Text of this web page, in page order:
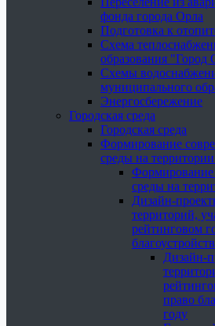
фонда города Орла
Подготовка к
Схема
образования "Город
Схемы
муниципального
Энергосбережение
Городская среда
Городская среда
Формирование
среды на
Формирование
среды на
Дизайн-
территорий,
рейтинговом
Дизайн-
право
году